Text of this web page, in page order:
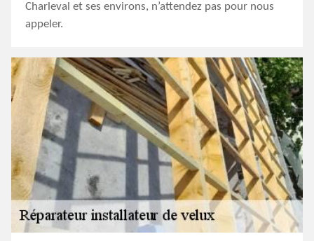
Charleval et ses environs, n’attendez pas pour nous
appeler.